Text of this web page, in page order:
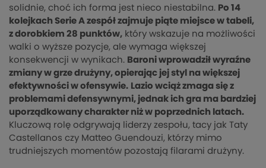
solidnie, choć ich forma jest nieco niestabilna. Po 14
kolejkach Serie A zespół zajmuje piąte miejsce w tabeli,
z dorobkiem 28 punktów, który wskazuje na możliwości
walki o wyższe pozycje, ale wymaga większej
konsekwencji w wynikach. Baroni wprowadził wyraźne
zmiany w grze drużyny, opierając jej styl na większej
efektywności w ofensywie. Lazio wciąż zmaga się z
problemami defensywnymi, jednak ich gra ma bardziej
uporządkowany charakter niż w poprzednich latach.
Kluczową rolę odgrywają liderzy zespołu, tacy jak Taty
Castellanos czy Matteo Guendouzi, którzy mimo
trudniejszych momentów pozostają filarami drużyny.